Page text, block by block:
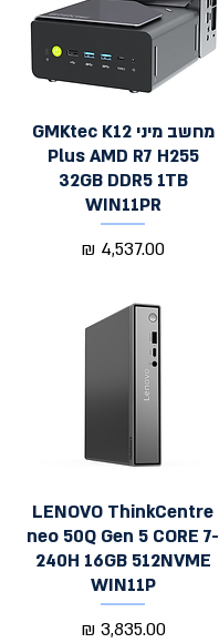
תצוגה מהירה
מחשב מיני GMKtec K12
Plus AMD R7 H255
32GB DDR5 1TB
WIN11PR
מחיר
תצוגה מהירה
LENOVO ThinkCentre
neo 50Q Gen 5 CORE 7-
240H 16GB 512NVME
WIN11P
מחיר‏3,835.00 ‏₪